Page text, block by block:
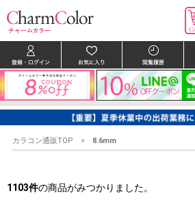
カラコン通販TOP 8.6mm
1103件の商品がみつかりました。